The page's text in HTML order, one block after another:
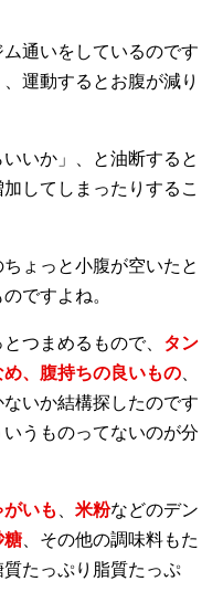
通いをしているのです
運動するとお腹が減り
いか」、と油断すると
してしまったりするこ
ょっと小腹が空いたと
ですよね。
つまめるもので、 タン
、腹持ちの良いもの
いか結構探したのです
うものってないのが分
がいも 米粉などのデン
糖 、その他の調味料もた
たっぷり脂質たっぷ